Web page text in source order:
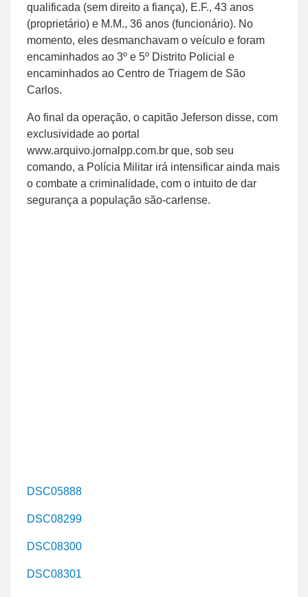
qualificada (sem direito a fiança), E.F., 43 anos
(proprietário) e M.M., 36 anos (funcionário). No
momento, eles desmanchavam o veículo e foram
encaminhados ao 3º e 5º Distrito Policial e
encaminhados ao Centro de Triagem de São
Carlos.
Ao final da operação, o capitão Jeferson disse, com
exclusividade ao portal
www.arquivo.jornalpp.com.br que, sob seu
comando, a Polícia Militar irá intensificar ainda mais
o combate a criminalidade, com o intuito de dar
segurança a população são-carlense.
DSC05888
DSC08299
DSC08300
DSC08301